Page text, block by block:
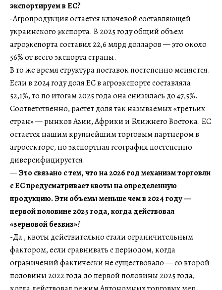
экспортируем в ЕС?
-Агропродукция остается ключевой составляющей
украинского экспорта. В 2025 году общий объем
агроэкспорта составил 22,6 млрд долларов — это около
56% от всего экспорта страны.
В то же время структура поставок постепенно меняется.
Если в 2024 году доля ЕС в агроэкспорте составляла
52,1%, то по итогам 2025 года она снизилась до 47,5%.
Соответственно, растет доля так называемых «третьих
стран» — рынков Азии, Африки и Ближнего Востока. ЕС
остается нашим крупнейшим торговым партнером в
агросекторе, но экспортная география постепенно
диверсифицируется.
—Это связано с тем, что на 2026 год механизм торговли
с ЕС предусматривает квоты на определенную
продукцию.Эти объемы меньше чем в 2024 году —
первой половине 2025 года, когда действовал
«зерновой безвиз»?
-Да , квоты действительно стали ограничительным
фактором, если сравнивать с периодом, когда
ограничений фактически не существовало — со второй
половины 2022 года до первой половины 2025 года,